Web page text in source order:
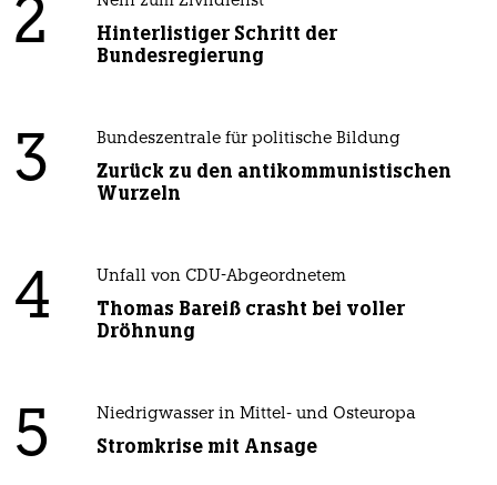
2
Hinterlistiger Schritt der
Bundesregierung
3 Bundeszentrale für politische Bildung
Zurück zu den antikommunistischen
Wurzeln
4 Unfall von CDU-Abgeordnetem
Thomas Bareiß crasht bei voller
Dröhnung
5 Niedrigwasser in Mittel- und Osteuropa
Stromkrise mit Ansage